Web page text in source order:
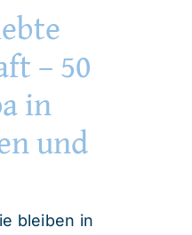
– 50
in
und
bleiben in